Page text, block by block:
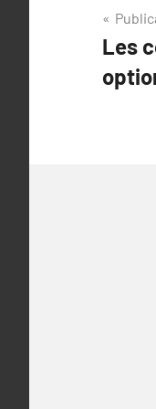
de
Les